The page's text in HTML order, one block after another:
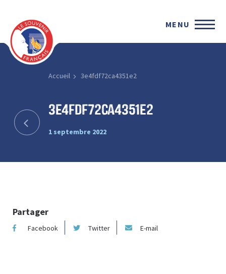
MENU
Accueil 3e4fdf72ca4351e2
3e4fdf72ca4351e2
1 septembre 2022
Partager
Facebook Twitter E-mail